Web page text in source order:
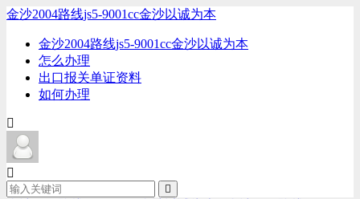
金沙2004路线js5-9001cc金沙以诚为本
金沙2004路线js5-9001cc金沙以诚为本
怎么办理
出口报关单证资料
如何办理